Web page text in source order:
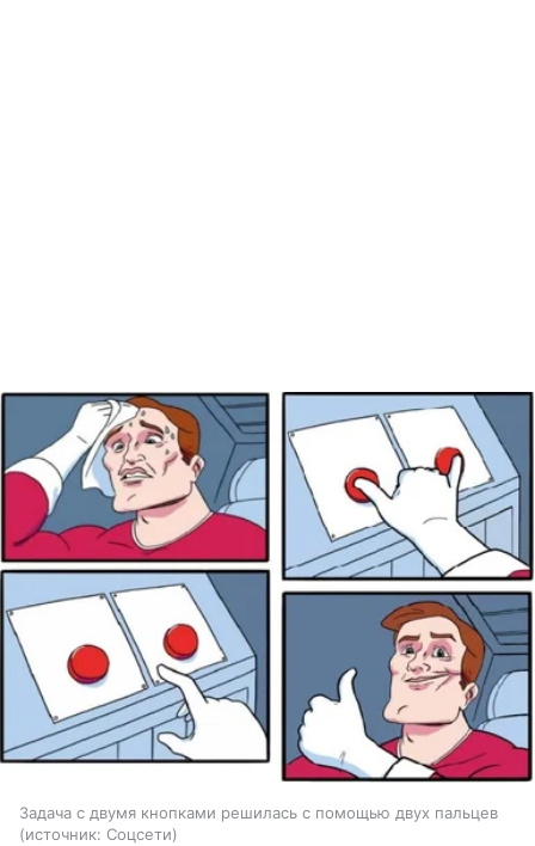
Задача с двумя кнопками решилась с помощью двух пальцев
источник: Соцсети